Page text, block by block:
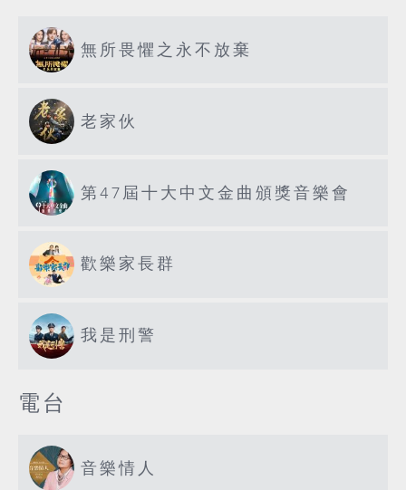
無所畏懼之永不放棄
老家伙
第47屆十大中文金曲頒獎音樂會
歡樂家長群
我是刑警
電台
音樂情人